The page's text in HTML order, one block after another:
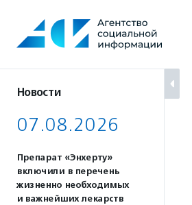
содержанию
Новости
07.08.2026
Препарат «Энхерту»
включили в перечень
жизненно необходимых
и важнейших лекарств